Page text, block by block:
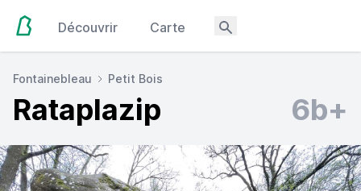
Découvrir Carte
Fontainebleau Petit Bois
Rataplazip 6b+